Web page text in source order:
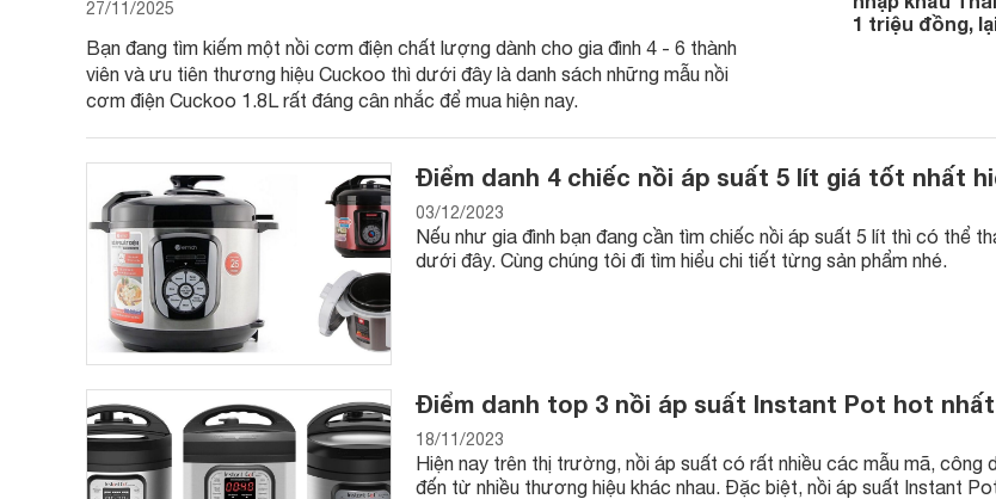
27/11/2025
Bạn đang tìm kiếm một nồi cơm điện chất lượng dành cho gia đình 4 - 6 thành
viên và ưu tiên thương hiệu Cuckoo thì dưới đây là danh sách những mẫu nồi
cơm điện Cuckoo 1.8L rất đáng cân nhắc để mua hiện nay.
1 triệu đồng,
Điểm danh 4 chiếc nồi áp suất 5 lít giá tốt nhất
03/12/2023
Nếu như gia đình bạn đang cần tìm chiếc nồi áp suất 5 lít thì có thể
dưới đây. Cùng chúng tôi đi tìm hiểu chi tiết từng sản phẩm nhé.
Điểm danh top 3 nồi áp suất Instant Pot hot nhất
18/11/2023
Hiện nay trên thị trường, nồi áp suất có rất nhiều các mẫu mã, công
đến từ nhiều thương hiệu khác nhau. Đặc biệt, nồi áp suất Instant